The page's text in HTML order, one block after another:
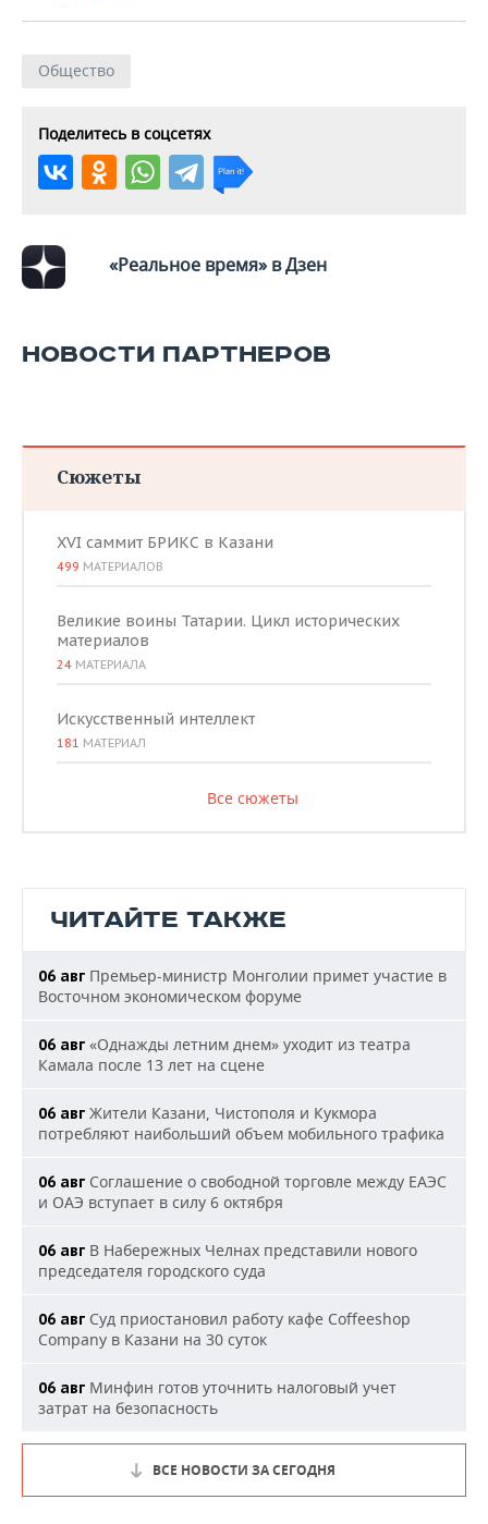
Общество
Поделитесь в соцсетях
«Реальное время» в Дзен
НОВОСТИ ПАРТНЕРОВ
Сюжеты
XVI саммит БРИКС в Казани
499 МАТЕРИАЛОВ
Великие воины Татарии. Цикл исторических
материалов
24 МАТЕРИАЛА
Искусственный интеллект
181 МАТЕРИАЛ
Все сюжеты
ЧИТАЙТЕ ТАКЖЕ
06 авг Премьер-министр Монголии примет участие в
Восточном экономическом форуме
06 авг «Однажды летним днем» уходит из театра
Камала после 13 лет на сцене
06 авг Жители Казани, Чистополя и Кукмора
потребляют наибольший объем мобильного трафика
06 авг Соглашение о свободной торговле между ЕАЭС
и ОАЭ вступает в силу 6 октября
06 авг В Набережных Челнах представили нового
председателя городского суда
06 авг Суд приостановил работу кафе Coffeeshop
Company в Казани на 30 суток
06 авг Минфин готов уточнить налоговый учет
затрат на безопасность
ВСЕ НОВОСТИ ЗА СЕГОДНЯ